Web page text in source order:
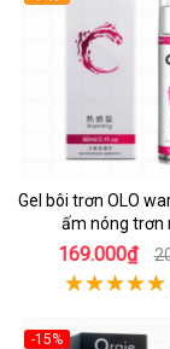
Gel bôi trơn OLO
ấm nóng trơn
169.000₫
-15%